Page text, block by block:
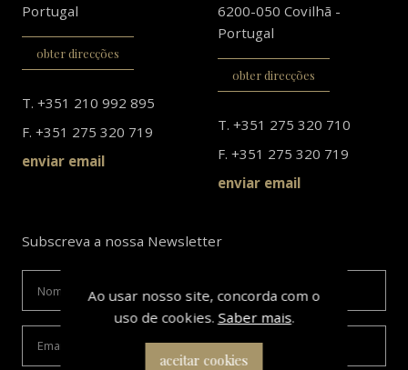
Portugal
obter direcções
T. +351 210 992 895
F. +351 275 320 719
enviar email
6200-050 Covilhã -
Portugal
obter direcções
T. +351 275 320 710
F. +351 275 320 719
enviar email
Subscreva a nossa Newsletter
Ao usar nosso site, concorda com o
uso de cookies. Saber mais.
aceitar cookies